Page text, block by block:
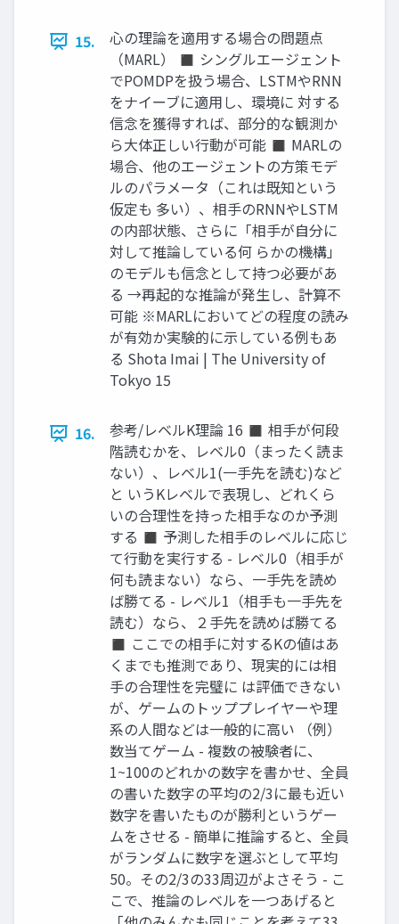
15.
心の理論を適用する場合の問題点
（MARL） ◼ シングルエージェント
でPOMDPを扱う場合、LSTMやRNN
をナイーブに適用し、環境に 対する
信念を獲得すれば、部分的な観測か
ら大体正しい行動が可能 ◼ MARLの
場合、他のエージェントの方策モデ
ルのパラメータ（これは既知という
仮定も 多い）、相手のRNNやLSTM
の内部状態、さらに「相手が自分に
対して推論している何 らかの機構」
のモデルも信念として持つ必要があ
る →再起的な推論が発生し、計算不
可能 ※MARLにおいてどの程度の読み
が有効か実験的に示している例もあ
る Shota Imai | The University of
Tokyo 15
16.
参考/レベルK理論 16 ◼ 相手が何段
階読むかを、レベル0（まったく読ま
ない）、レベル1(一手先を読む)など
と いうKレベルで表現し、どれくら
いの合理性を持った相手なのか予測
する ◼ 予測した相手のレベルに応じ
て行動を実行する - レベル0（相手が
何も読まない）なら、一手先を読め
ば勝てる - レベル1（相手も一手先を
読む）なら、２手先を読めば勝てる
◼ ここでの相手に対するKの値はあ
くまでも推測であり、現実的には相
手の合理性を完璧に は評価できない
が、ゲームのトッププレイヤーや理
系の人間などは一般的に高い （例）
数当てゲーム - 複数の被験者に、
1~100のどれかの数字を書かせ、全員
の書いた数字の平均の2/3に最も近い
数字を書いたものが勝利というゲー
ムをさせる - 簡単に推論すると、全員
がランダムに数字を選ぶとして平均
50。その2/3の33周辺がよさそう - こ
こで、推論のレベルを一つあげると